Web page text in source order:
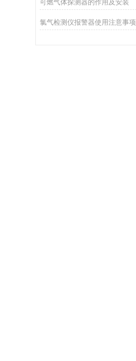
可燃气体探测器的作用及安装
氯气检测仪报警器使用注意事项